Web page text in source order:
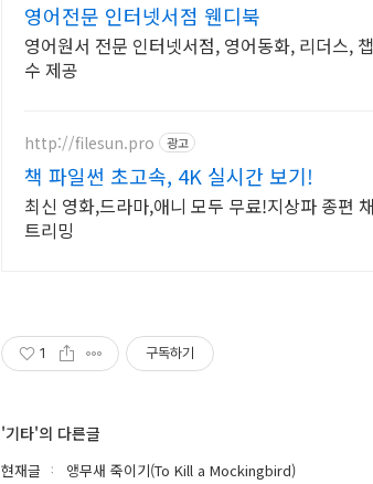
영어전문 인터넷서점 웬디북
영어원서 전문 인터넷서점, 영어동화, 리더스,
수 제공
http://filesun.pro 광고
책 파일썬 초고속, 4K 실시간 보기!
최신 영화,드라마,애니 모두 무료!지상파 종편
트리밍
1 구독하기
'기타'의 다른글
현재글 앵무새 죽이기(To Kill a Mockingbird)